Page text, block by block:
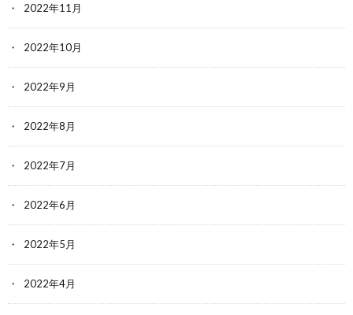
2022年11月
2022年10月
2022年9月
2022年8月
2022年7月
2022年6月
2022年5月
2022年4月